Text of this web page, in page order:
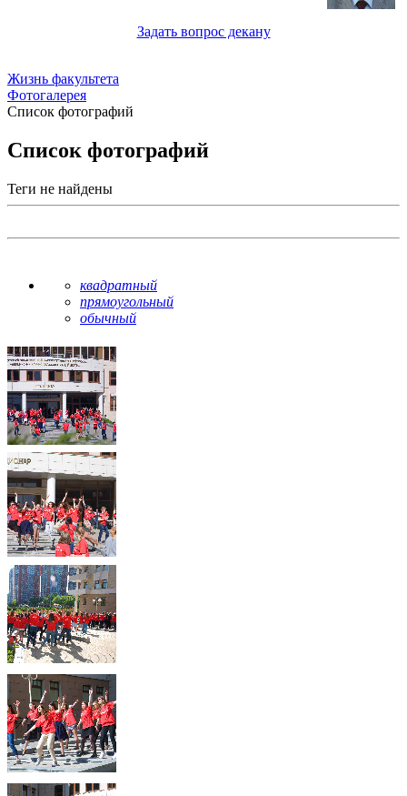
Задать вопрос декану
Жизнь факультета
Фотогалерея
Список фотографий
Список фотографий
Теги не найдены
квадратный
прямоугольный
обычный